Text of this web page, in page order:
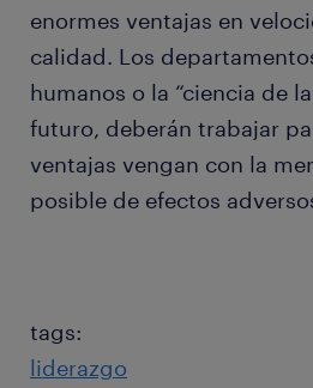
enormes ventajas en
calidad. Los
humanos o la “ciencia de
futuro, deberán trabajar
ventajas vengan con la
posible de efectos
tags:
liderazgo